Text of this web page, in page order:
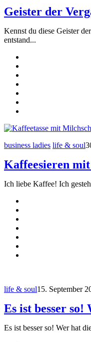
Geister der
Kennst du diese Geister
entstand...
business ladies life & soul
Kaffeesieren
Ich liebe Kaffee! Ich
life & soul15. September
Es ist besser
Es ist besser so! Wer hat